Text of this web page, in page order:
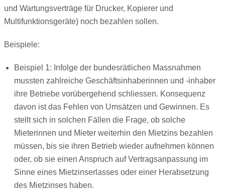
und Wartungsverträge für Drucker, Kopierer und
Multifunktionsgeräte) noch bezahlen sollen.
Beispiele:
Beispiel 1: Infolge der bundesrätlichen Massnahmen
mussten zahlreiche Geschäftsinhaberinnen und -inhaber
ihre Betriebe vorübergehend schliessen. Konsequenz
davon ist das Fehlen von Umsätzen und Gewinnen. Es
stellt sich in solchen Fällen die Frage, ob solche
Mieterinnen und Mieter weiterhin den Mietzins bezahlen
müssen, bis sie ihren Betrieb wieder aufnehmen können
oder, ob sie einen Anspruch auf Vertragsanpassung im
Sinne eines Mietzinserlasses oder einer Herabsetzung
des Mietzinses haben.